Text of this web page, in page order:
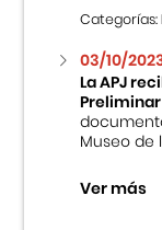
Categorías:
03/10/
La APJ
Preliminar
Museo de
Ver más